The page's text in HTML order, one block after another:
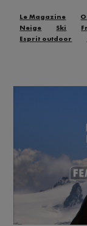
Le Magazine
Neige
Ski
Esprit outdoor